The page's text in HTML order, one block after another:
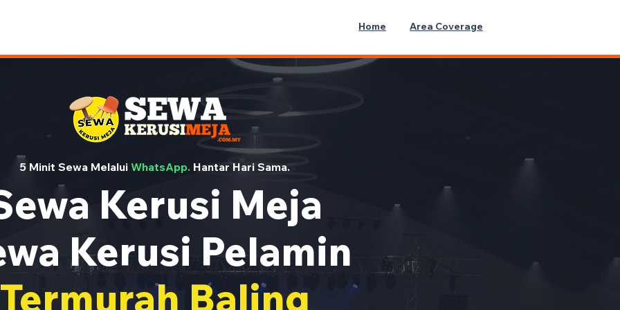
Home Area Coverage
5 Minit Sewa Melalui WhatsApp. Hantar Hari Sama.
Kerusi Meja
Kerusi Pelamin
Baling